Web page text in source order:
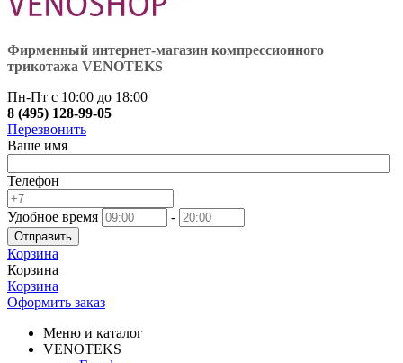
Фирменный интернет-магазин компрессионного
трикотажа VENOTEKS
Пн-Пт с 10:00 до 18:00
8 (495) 128-99-05
Перезвонить
Ваше имя
Телефон
Удобное время -
Отправить
Корзина
Корзина
Корзина
Оформить заказ
Меню и каталог
VENOTEKS